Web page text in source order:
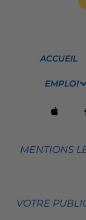
ACCUEIL
EMPLOI
MENTIONS
VOTRE